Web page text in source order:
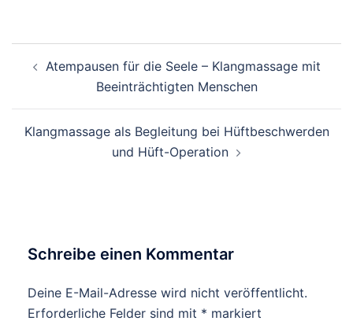
Atempausen für die Seele – Klangmassage mit
Beeinträchtigten Menschen
Klangmassage als Begleitung bei Hüftbeschwerden
und Hüft-Operation
Schreibe einen Kommentar
Deine E-Mail-Adresse wird nicht veröffentlicht.
Erforderliche Felder sind mit * markiert